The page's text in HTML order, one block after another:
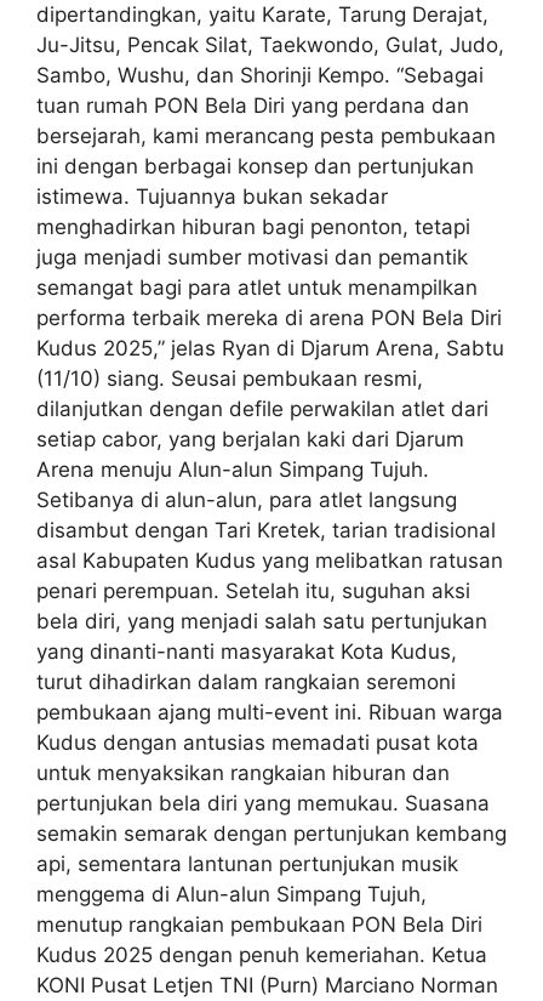
dipertandingkan, yaitu Karate, Tarung Derajat,
Ju-Jitsu, Pencak Silat, Taekwondo, Gulat, Judo,
Sambo, Wushu, dan Shorinji Kempo. “Sebagai
tuan rumah PON Bela Diri yang perdana dan
bersejarah, kami merancang pesta pembukaan
ini dengan berbagai konsep dan pertunjukan
istimewa. Tujuannya bukan sekadar
menghadirkan hiburan bagi penonton, tetapi
juga menjadi sumber motivasi dan pemantik
semangat bagi para atlet untuk menampilkan
performa terbaik mereka di arena PON Bela Diri
Kudus 2025,” jelas Ryan di Djarum Arena, Sabtu
(11/10) siang. Seusai pembukaan resmi,
dilanjutkan dengan defile perwakilan atlet dari
setiap cabor, yang berjalan kaki dari Djarum
Arena menuju Alun-alun Simpang Tujuh.
Setibanya di alun-alun, para atlet langsung
disambut dengan Tari Kretek, tarian tradisional
asal Kabupaten Kudus yang melibatkan ratusan
penari perempuan. Setelah itu, suguhan aksi
bela diri, yang menjadi salah satu pertunjukan
yang dinanti-nanti masyarakat Kota Kudus,
turut dihadirkan dalam rangkaian seremoni
pembukaan ajang multi-event ini. Ribuan warga
Kudus dengan antusias memadati pusat kota
untuk menyaksikan rangkaian hiburan dan
pertunjukan bela diri yang memukau. Suasana
semakin semarak dengan pertunjukan kembang
api, sementara lantunan pertunjukan musik
menggema di Alun-alun Simpang Tujuh,
menutup rangkaian pembukaan PON Bela Diri
Kudus 2025 dengan penuh kemeriahan. Ketua
KONI Pusat Letjen TNI (Purn) Marciano Norman